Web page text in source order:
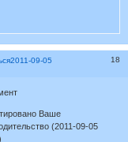
18
2011-09-05
Ваше
(2011-09-05